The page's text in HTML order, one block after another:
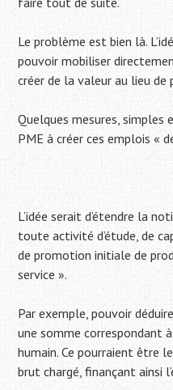
Le problème est bien là.
pouvoir mobiliser
créer de la valeur au lieu de
Quelques mesures, simples
PME à créer ces emplois «
L’idée serait d’étendre la
toute activité d’étude, de
de promotion initiale de
service ».
Par exemple, pouvoir
une somme correspondant
humain. Ce pourraient être
brut chargé, finançant ainsi